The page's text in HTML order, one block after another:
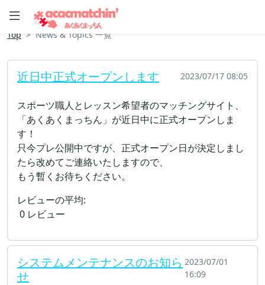
Top News & Topics 一覧
近日中正式オープンします 2023/07/17 08:05
スポーツ職人とレッスン希望者のマッチングサイト、
「あくあくまっちん」が近日中に正式オープンしま
す！
只今プレ公開中ですが、正式オープン日が決定しまし
たら改めてご連絡いたしますので、
もう暫くお待ちください。
レビューの平均:
0 レビュー
システムメンテナンスのお知ら
せ
2023/07/01
16:09